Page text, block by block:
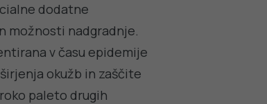
dodatne
možnosti nadgradnje.
v času epidemije
okužb in zaščite
paleto drugih